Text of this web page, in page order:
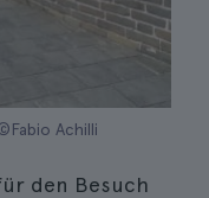
Achilli
den Besuch